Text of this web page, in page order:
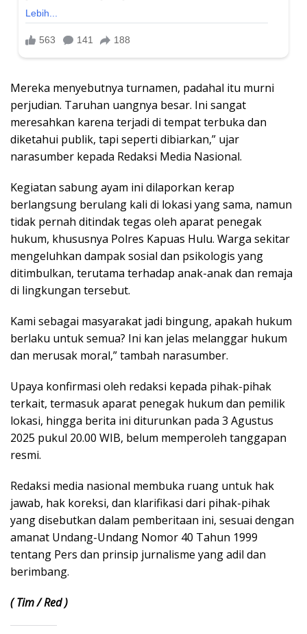
Mereka menyebutnya turnamen, padahal itu murni
perjudian. Taruhan uangnya besar. Ini sangat
meresahkan karena terjadi di tempat terbuka dan
diketahui publik, tapi seperti dibiarkan,” ujar
narasumber kepada Redaksi Media Nasional.
Kegiatan sabung ayam ini dilaporkan kerap
berlangsung berulang kali di lokasi yang sama, namun
tidak pernah ditindak tegas oleh aparat penegak
hukum, khususnya Polres Kapuas Hulu. Warga sekitar
mengeluhkan dampak sosial dan psikologis yang
ditimbulkan, terutama terhadap anak-anak dan remaja
di lingkungan tersebut.
Kami sebagai masyarakat jadi bingung, apakah hukum
berlaku untuk semua? Ini kan jelas melanggar hukum
dan merusak moral,” tambah narasumber.
Upaya konfirmasi oleh redaksi kepada pihak-pihak
terkait, termasuk aparat penegak hukum dan pemilik
lokasi, hingga berita ini diturunkan pada 3 Agustus
2025 pukul 20.00 WIB, belum memperoleh tanggapan
resmi.
Redaksi media nasional membuka ruang untuk hak
jawab, hak koreksi, dan klarifikasi dari pihak-pihak
yang disebutkan dalam pemberitaan ini, sesuai dengan
amanat Undang-Undang Nomor 40 Tahun 1999
tentang Pers dan prinsip jurnalisme yang adil dan
berimbang.
( Tim / Red )